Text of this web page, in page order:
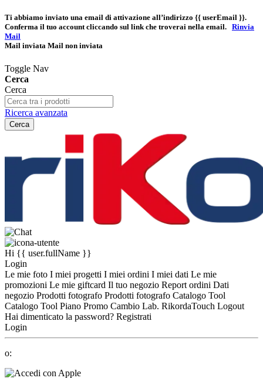
Ti abbiamo inviato una email di attivazione all’indirizzo {{ userEmail }}.
Conferma il tuo account cliccando sul link che troverai nella email. Rinvia
Mail
Mail inviata Mail non inviata
Toggle Nav
Cerca
Cerca
Ricerca avanzata
Cerca
Hi {{ user.fullName }}
Login
Le mie foto I miei progetti I miei ordini I miei dati Le mie
promozioni Le mie giftcard Il tuo negozio Report ordini Dati
negozio Prodotti fotografo Prodotti fotografo Catalogo Tool
Catalogo Tool Piano Promo Cambio Lab. RikordaTouch Logout
Hai dimenticato la password? Registrati
Login
o: